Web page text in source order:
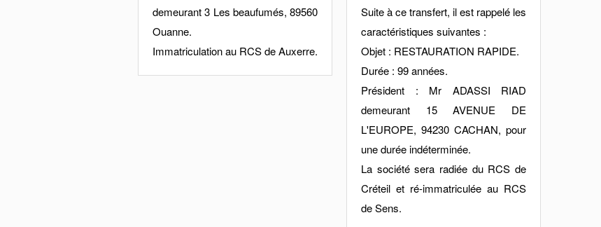
demeurant 3 Les beaufumés, 89560
Ouanne.
Immatriculation au RCS de Auxerre.
Suite à ce transfert, il est rappelé les
caractéristiques suivantes :
Objet : RESTAURATION RAPIDE.
Durée : 99 années.
Président : Mr ADASSI RIAD
demeurant 15 AVENUE DE
L'EUROPE, 94230 CACHAN, pour
une durée indéterminée.
La société sera radiée du RCS de
Créteil et ré-immatriculée au RCS
de Sens.